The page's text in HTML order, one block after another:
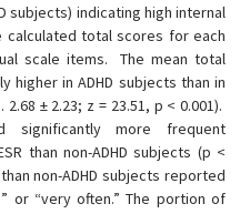
subjects) indicating high internal
total scores for each
scale items. The mean total
higher in ADHD subjects than in
± 2.23; z = 23.51, p < 0.001).
significantly more frequent
than non-ADHD subjects (p <
non-ADHD subjects reported
or “very often.” The portion of